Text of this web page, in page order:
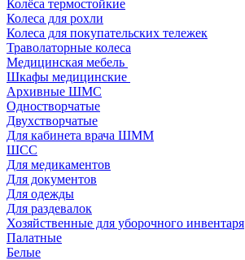
Колёса термостойкие
Колеса для рохли
Колеса для покупательских тележек
Траволаторные колеса
Медицинская мебель
Шкафы медицинские
Архивные ШМС
Одностворчатые
Двухстворчатые
Для кабинета врача ШММ
ШСС
Для медикаментов
Для документов
Для одежды
Для раздевалок
Хозяйственные для уборочного инвентаря
Палатные
Белые